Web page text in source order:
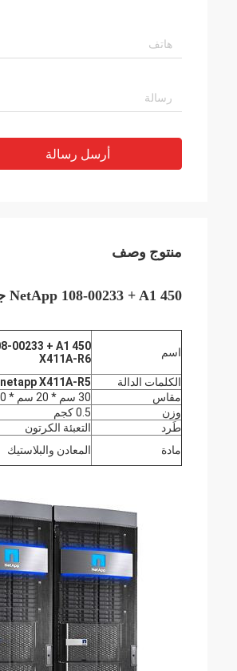
أرسل رسالة
منتوج وصف
NetApp 108-00233 + A1 450 جيجا بايت 15 كيلو HUS156045VLS60
اسم
X411A-R6
الكلمات الدالة
netapp X411A-R5
مقاس
30 سم * 20 سم * 10 سم
وزن
0.5 كجم
طَرد
التعبئة الكرتون
مادة
المعادن والبلاستيك